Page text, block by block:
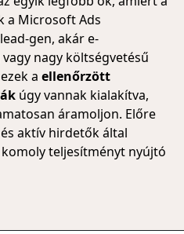
a Microsoft Ads
gen, akár e-
nagy költségvetésű
a ellenőrzött
úgy vannak kialakítva,
áramoljon. Előre
aktív hirdetők által
teljesítményt nyújtó